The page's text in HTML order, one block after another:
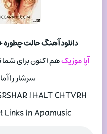
دانلود آهنگ حالت چطوره
آپا موزیکهم اکنون برای شما
سرشار را
| HALT CHTVRH
Links In Apamusic